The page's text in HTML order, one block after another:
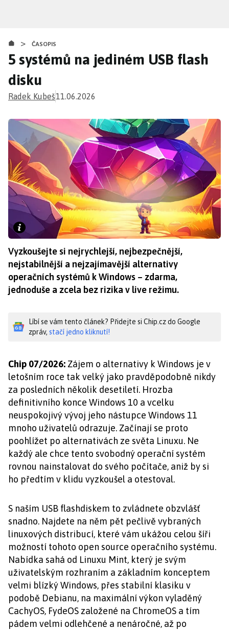
obsahu
> ČASOPIS
5 systémů na jediném USB flash
disku
Radek Kubeš11.06.2026
Vyzkoušejte si nejrychlejší, nejbezpečnější,
nejstabilnější a nejzajímavější alternativy
operačních systémů k Windows – zdarma,
jednoduše a zcela bez rizika v live režimu.
Líbí se vám tento článek? Přidejte si Chip.cz do Google
zpráv, stačí jedno kliknutí!
Chip 07/2026: Zájem o alternativy k Windows je v
letošním roce tak velký jako pravděpodobně nikdy
za posledních několik desetiletí. Hrozba
definitivního konce Windows 10 a vcelku
neuspokojivý vývoj jeho nástupce Windows 11
mnoho uživatelů odrazuje. Začínají se proto
poohlížet po alternativách ze světa Linuxu. Ne
každý ale chce tento svobodný operační systém
rovnou nainstalovat do svého počítače, aniž by si
ho předtím v klidu vyzkoušel a otestoval.
S naším USB flashdiskem to zvládnete obzvlášť
snadno. Najdete na něm pět pečlivě vybraných
linuxových distribucí, které vám ukážou celou šíři
možností tohoto open source operačního systému.
Nabídka sahá od Linuxu Mint, který je svým
uživatelským rozhraním a základním konceptem
velmi blízký Windows, přes stabilní klasiku v
podobě Debianu, na maximální výkon vyladěný
CachyOS, FydeOS založené na ChromeOS a tím
pádem velmi odlehčené a nenáročné, až po